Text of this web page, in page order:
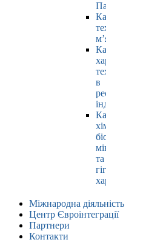
Павлюк
Кафедра
технології
м’яса
Кафедра
харчових
технологій
в
ресторанній
індустрії
Кафедра
хімії,
біохімії,
та
гігієни
харчування
Міжнародна діяльність
Центр Євроінтеграції
Партнери
Контакти